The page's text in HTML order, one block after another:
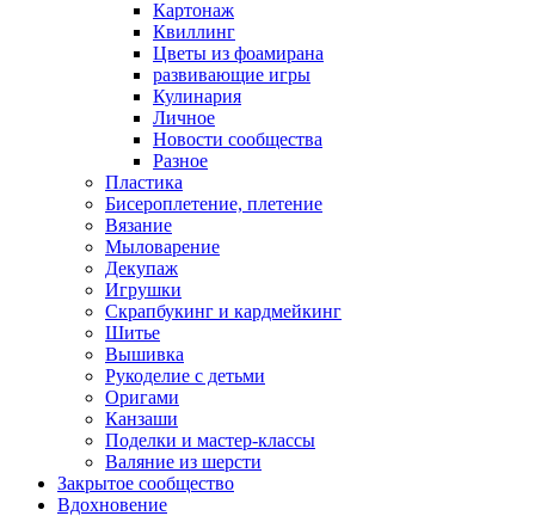
Картонаж
Квиллинг
Цветы из фоамирана
развивающие игры
Кулинария
Личное
Новости сообщества
Разное
Пластика
Бисероплетение, плетение
Вязание
Мыловарение
Декупаж
Игрушки
Скрапбукинг и кардмейкинг
Шитье
Вышивка
Рукоделие с детьми
Оригами
Канзаши
Поделки и мастер-классы
Валяние из шерсти
Закрытое сообщество
Вдохновение